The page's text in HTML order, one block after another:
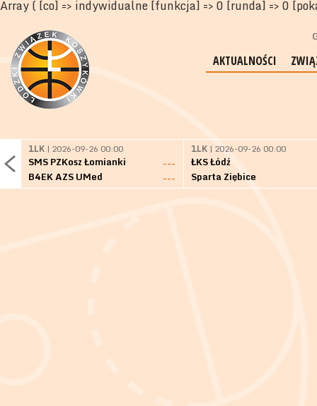
Array ( [co] => indywidualne [funkcja] => 0 [runda] => 0
AKTUALNOŚCI
1LK | 2026-09-26 00:00
SMS PZKosz Łomianki
---
B4EK AZS UMed
---
1LK | 2026-09-26 00:00
ŁKS Łódź
Sparta Ziębice